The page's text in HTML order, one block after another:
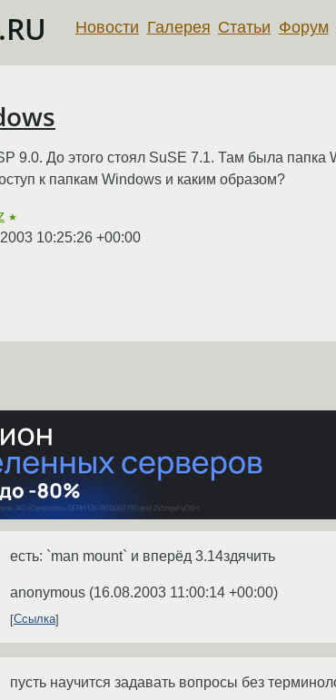
Новости Галерея Статьи Форум
9.0. До этого стоял SuSE 7.1. Там была
к папкам Windows и каким образом?
★
10:25:26 +00:00
есть: `man mount` и вперёд 3.14здячить
anonymous (16.08.2003 11:00:14 +00:00)
Ссылка
пусть научится задавать вопросы без